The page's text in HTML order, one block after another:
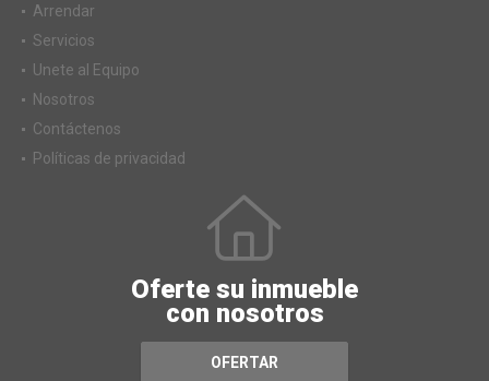
Arrendar
Servicios
Unete al Equipo
Nosotros
Contáctenos
Políticas de privacidad
Oferte su inmueble
con nosotros
OFERTAR